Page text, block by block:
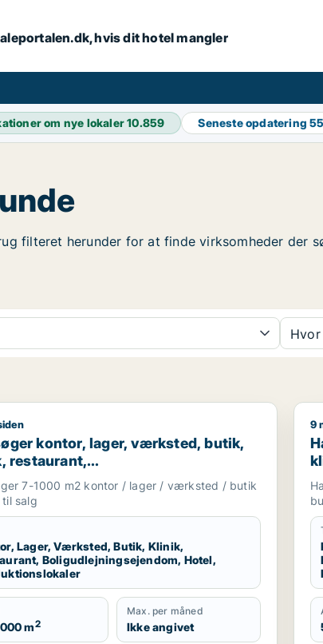
hvis dit hotel mangler
om nye lokaler10.859 Seneste opdatering
filteret herunder for at finde virksomheder der
Solrød eller Roskilde m.fl.
kontor, lager, værksted, butik, klinik,
kontor, lager, værksted, butik,
restaurant,
hotel eller
til salg i Vordingborg,
eller Lolland
7-1000 m2 kontor / lager / værksted / butik
salg
Lager, Værksted, Butik, Klinik,
Boligudlejningsejendom, Hotel,
m2
Max. per måned
Ikke angivet
9